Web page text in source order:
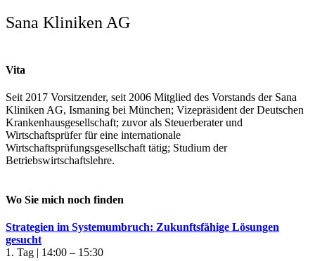
Sana Kliniken AG
Vita
Seit 2017 Vorsitzender, seit 2006 Mitglied des Vorstands der Sana
Kliniken AG, Ismaning bei München; Vizepräsident der Deutschen
Krankenhausgesellschaft; zuvor als Steuerberater und
Wirtschaftsprüfer für eine internationale
Wirtschaftsprüfungsgesellschaft tätig; Studium der
Betriebswirtschaftslehre.
Wo Sie mich noch finden
Strategien im Systemumbruch: Zukunftsfähige Lösungen
gesucht
1. Tag | 14:00 – 15:30